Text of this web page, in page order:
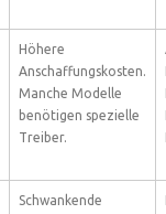
Höhere
Anschaffungskosten.
Manche Modelle
benötigen spezielle
Treiber.
Schwankende